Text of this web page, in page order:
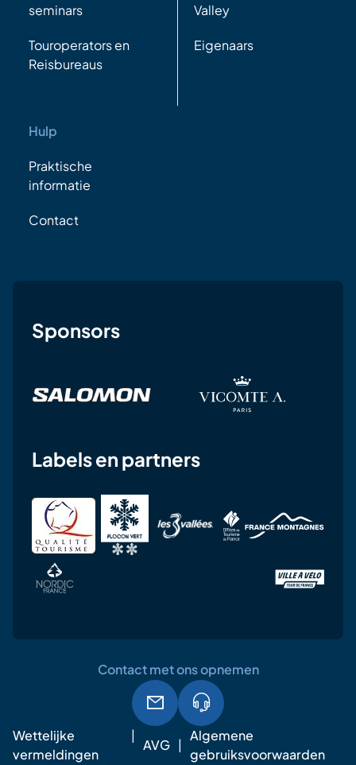
seminars
Touroperators en
Reisbureaus
Valley
Eigenaars
Hulp
Praktische
informatie
Contact
Sponsors
Labels en partners
Wettelijke
vermeldingen
AVG
Algemene
gebruiksvoorwaarden
Contact met ons opnemen